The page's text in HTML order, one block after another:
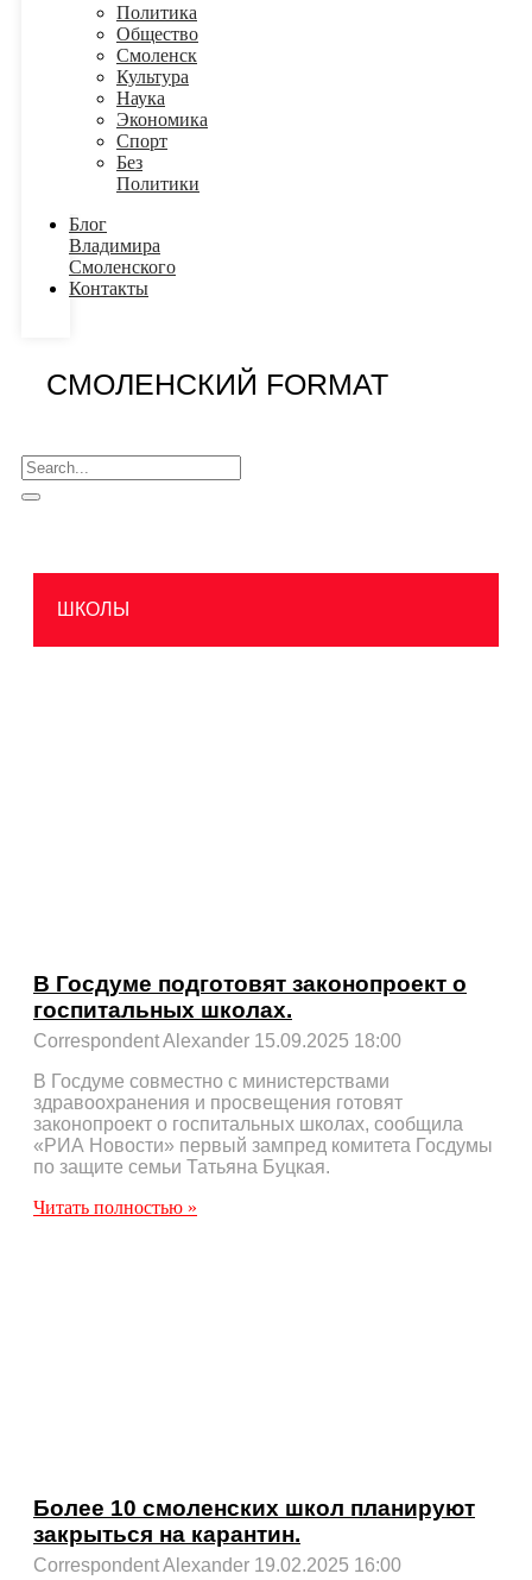
Политика
Общество
Смоленск
Культура
Наука
Экономика
Спорт
Без
Политики
Блог
Владимира
Смоленского
Контакты
СМОЛЕНСКИЙ FORMAT
ШКОЛЫ
В Госдуме подготовят законопроект о
госпитальных школах.
Correspondent Alexander 15.09.2025 18:00
В Госдуме совместно с министерствами
здравоохранения и просвещения готовят
законопроект о госпитальных школах, сообщила
«РИА Новости» первый зампред комитета Госдумы
по защите семьи Татьяна Буцкая.
Читать полностью »
Более 10 смоленских школ планируют
закрыться на карантин.
Correspondent Alexander 19.02.2025 16:00